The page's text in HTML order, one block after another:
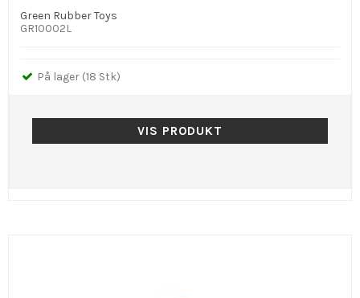
Green Rubber Toys
GR10002L
På lager (18 Stk)
VIS PRODUKT